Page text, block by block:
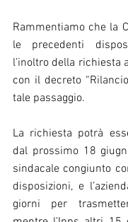
Rammentiamo che la
le precedenti
l’inoltro della richiesta
con il decreto
tale passaggio.
La richiesta potrà
dal prossimo 18
sindacale congiunto
disposizioni, e
giorni per